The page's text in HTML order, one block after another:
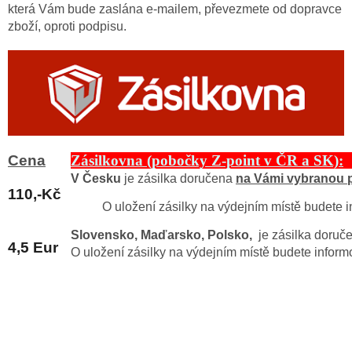
která Vám bude zaslána e-mailem, převezmete od dopravce
zboží, oproti podpisu.
Cena Zásilkovna (pobočky Z-point v ČR a SK):
110,-Kč
V Česku je zásilka doručena na Vámi vybranou
O uložení zásilky na výdejním místě budete
4,5 Eur
Slovensko, Maďarsko, Polsko, je zásilka
O uložení zásilky na výdejním místě budete